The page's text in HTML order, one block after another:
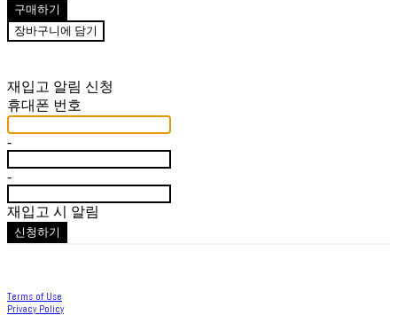
구매하기
장바구니에 담기
재입고 알림 신청
휴대폰 번호
-
-
재입고 시 알림
신청하기
Terms of Use
Privacy Policy